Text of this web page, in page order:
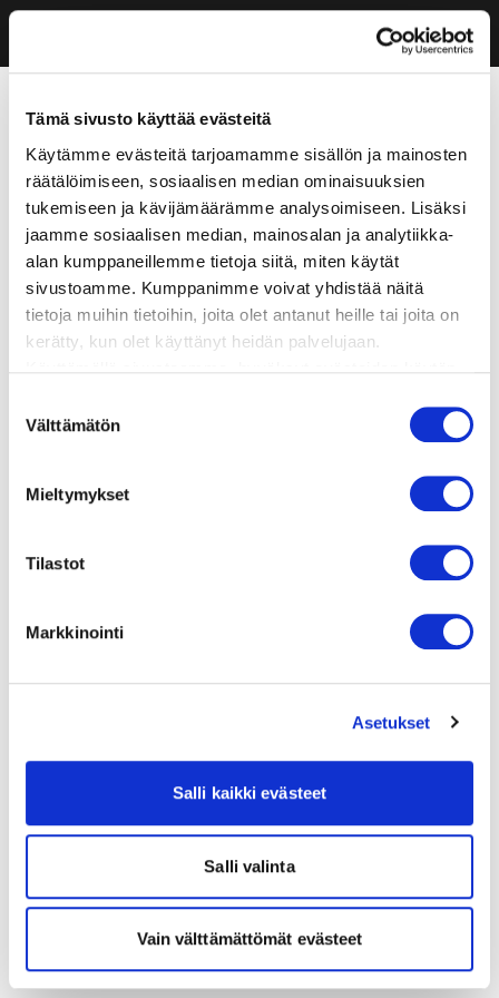
Tämä sivusto käyttää evästeitä
Käytämme evästeitä tarjoamamme sisällön ja mainosten
räätälöimiseen, sosiaalisen median ominaisuuksien
tukemiseen ja kävijämäärämme analysoimiseen. Lisäksi
jaamme sosiaalisen median, mainosalan ja analytiikka-
alan kumppaneillemme tietoja siitä, miten käytät
sivustoamme. Kumppanimme voivat yhdistää näitä
tietoja muihin tietoihin, joita olet antanut heille tai joita on
kerätty, kun olet käyttänyt heidän palvelujaan.
valinta
Välttämätön
Mieltymykset
Tilastot
Markkinointi
Asetukset
Salli kaikki evästeet
Salli valinta
Vain välttämättömät evästeet